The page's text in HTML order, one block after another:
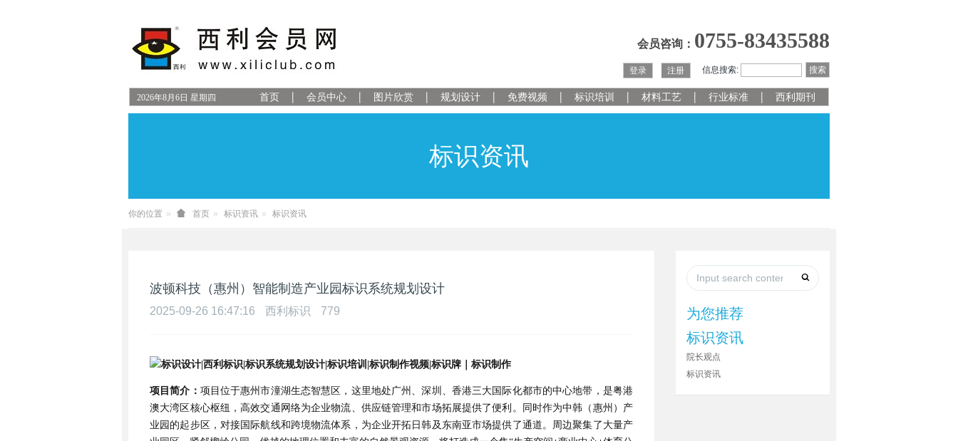
会员咨询： 0755-83435588
信息搜索: 搜索
登录 注册
2026年8月 6 日 星期四 首页 会员中心 图片欣赏 规划设计 免费视频 标识培训 材料工艺 行业标准 西利期刊
标识资讯
你的位置 首页 标识资讯 标识资讯
波顿科技（惠州）智能制造产业园标识系统规划设计
2025-09-26 16:47:16 西利标识 779
项目简介： 项⽬位于惠州市潼湖⽣态智慧区，这⾥地处⼴州、深圳、⾹港三⼤国际化都市的中⼼地带，是粤港
澳⼤湾区核⼼枢纽，⾼效交通⽹络为企业物流、供应链管理和市场拓展提供了便利。同时作为中韩（惠州）产
业园的起步区，对接国际航线和跨境物流体系，为企业开拓⽇韩及东南亚市场提供了通道。周边聚集了⼤量产
为您推荐
标识资讯
院长观点
标识资讯